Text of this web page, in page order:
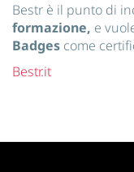
Bestr è il punto di
formazione, e
Badges come
Bestr.it